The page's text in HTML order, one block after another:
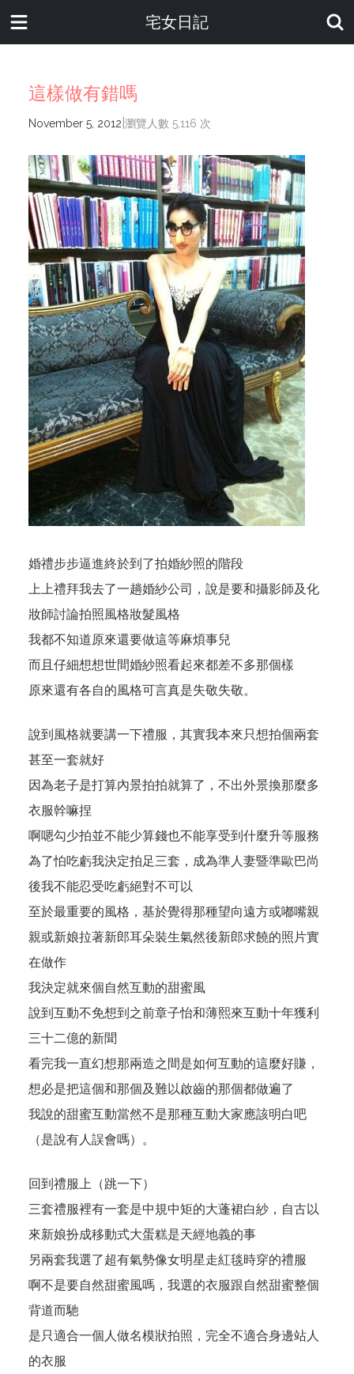
宅女日記
這樣做有錯嗎
November 5, 2012 瀏覽人數 5,116 次
婚禮步步逼進終於到了拍婚紗照的階段
上上禮拜我去了一趟婚紗公司，說是要和攝影師及化
妝師討論拍照風格妝髮風格
我都不知道原來還要做這等麻煩事兒
而且仔細想想世間婚紗照看起來都差不多那個樣
原來還有各自的風格可言真是失敬失敬。
說到風格就要講一下禮服，其實我本來只想拍個兩套
甚至一套就好
因為老子是打算內景拍拍就算了，不出外景換那麼多
衣服幹嘛捏
啊嗯勾少拍並不能少算錢也不能享受到什麼升等服務
為了怕吃虧我決定拍足三套，成為準人妻暨準歐巴尚
後我不能忍受吃虧絕對不可以
至於最重要的風格，基於覺得那種望向遠方或嘟嘴親
親或新娘拉著新郎耳朵裝生氣然後新郎求饒的照片實
在做作
我決定就來個自然互動的甜蜜風
說到互動不免想到之前章子怡和薄熙來互動十年獲利
三十二億的新聞
看完我一直幻想那兩造之間是如何互動的這麼好賺，
想必是把這個和那個及難以啟齒的那個都做遍了
我說的甜蜜互動當然不是那種互動大家應該明白吧
（是說有人誤會嗎）。
回到禮服上（跳一下）
三套禮服裡有一套是中規中矩的大蓬裙白紗，自古以
來新娘扮成移動式大蛋糕是天經地義的事
另兩套我選了超有氣勢像女明星走紅毯時穿的禮服
啊不是要自然甜蜜風嗎，我選的衣服跟自然甜蜜整個
背道而馳
是只適合一個人做名模狀拍照，完全不適合身邊站人
的衣服